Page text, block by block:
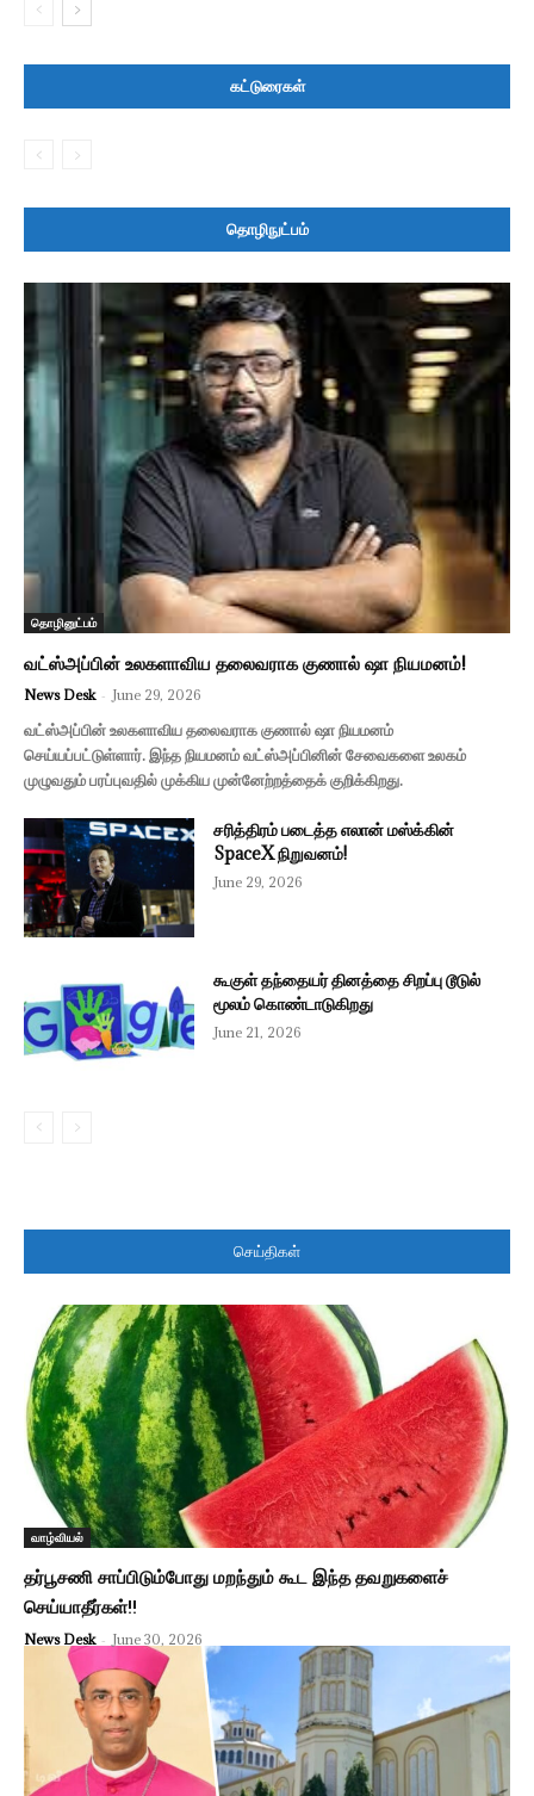
கட்டுரைகள்
தொழிநுட்பம்
தொழினுட்பம்
வட்ஸ்அப்பின் உலகளாவிய தலைவராக குணால் ஷா நியமனம்!
News Desk - June 29, 2026
வட்ஸ்அப்பின் உலகளாவிய தலைவராக குணால் ஷா நியமனம்
செய்யப்பட்டுள்ளார். இந்த நியமனம் வட்ஸ்அப்பினின் சேவைகளை உலகம்
முழுவதும் பரப்புவதில் முக்கிய முன்னேற்றத்தைக் குறிக்கிறது.
சரித்திரம் படைத்த எலான் மஸ்க்கின்
SpaceX நிறுவனம்!
June 29, 2026
கூகுள் தந்தையர் தினத்தை சிறப்பு டூடுல்
மூலம் கொண்டாடுகிறது
June 21, 2026
செய்திகள்
வாழ்வியல்
தர்பூசணி சாப்பிடும்போது மறந்தும் கூட இந்த தவறுகளைச்
செய்யாதீர்கள்!!
News Desk - June 30, 2026